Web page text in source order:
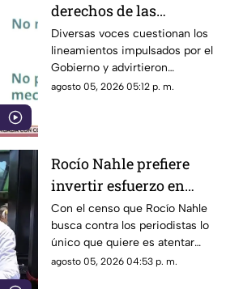
derechos de las
audiencias son
CENSURA disfrazada
Diversas voces cuestionan los
lineamientos impulsados por el
Gobierno y advirtieron
posibles riesgos para los
agosto 05, 2026 05:12 p. m.
Rocío Nahle prefiere
invertir esfuerzo en
censar a periodistas
antes que en
protegerlos de la
violencia
Con el censo que Rocío Nahle
busca contra los periodistas lo
único que quiere es atentar
contra la libertad de expresión,
agosto 05, 2026 04:53 p. m.